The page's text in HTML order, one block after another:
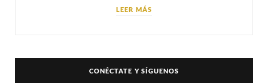
LEER MÁS
CONÉCTATE Y SÍGUENOS